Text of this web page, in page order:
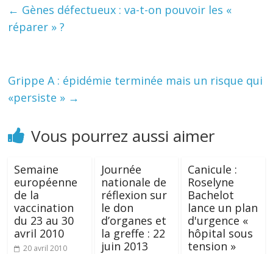
← Gènes défectueux : va-t-on pouvoir les «
réparer » ?
Grippe A : épidémie terminée mais un risque qui
«persiste » →
Vous pourrez aussi aimer
Semaine
européenne
de la
vaccination
du 23 au 30
avril 2010
20 avril 2010
Journée
nationale de
réflexion sur
le don
d’organes et
la greffe : 22
juin 2013
Canicule :
Roselyne
Bachelot
lance un plan
d'urgence «
hôpital sous
tension »